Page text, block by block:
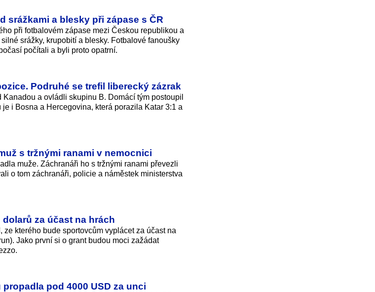
srážkami a blesky při zápase s ČR
při fotbalovém zápase mezi Českou republikou a
srážky, krupobití a blesky. Fotbalové fanoušky
počítali a byli proto opatrní.
Podruhé se trefil liberecký zázrak
a ovládli skupinu B. Domácí tým postoupil
i Bosna a Hercegovina, která porazila Katar 3:1 a
s tržnými ranami v nemocnici
muže. Záchranáři ho s tržnými ranami převezli
o tom záchranáři, policie a náměstek ministerstva
za účast na hrách
kterého bude sportovcům vyplácet za účast na
Jako první si o grant budou moci zažádat
pod 4000 USD za unci